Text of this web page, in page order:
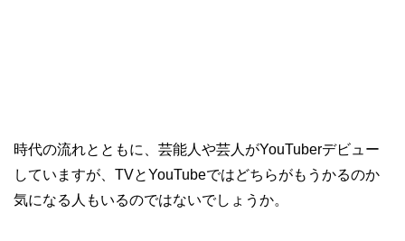
時代の流れとともに、芸能人や芸人がYouTuberデビュー
していますが、TVとYouTubeではどちらがもうかるのか
気になる人もいるのではないでしょうか。